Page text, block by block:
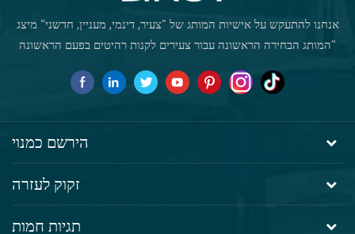
אנחנו להתעקש על אישיות המותג של "צעיר, דינמי, מעניין, חדשני" מיצג
"המותג הבחירה הראשונה עבור צעירים לקנות רהיטים בפעם הראשונה
הירשם כמנוי
זקוק לעזרה
תגיות חמות